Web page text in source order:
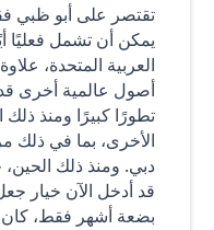
تقتصر على أبو ظبي
يمكن أن تشمل فعليًا
العربية المتحدة،
أصول عالمية أخرى
تطورًا كبيرًا ومنذ ذلك
الأخرى، بما في ذلك
دبي. ومنذ ذلك
قد أدخل الآن خيار
بضعة أشهر فقط،